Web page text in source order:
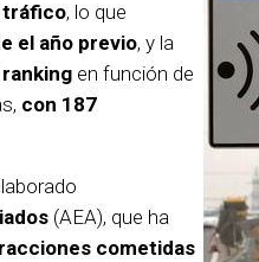
tráfico, lo que
el año previo, y la
en función de
con 187
(AEA), que ha
cometidas